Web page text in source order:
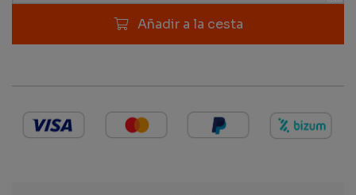
Añadir a la cesta